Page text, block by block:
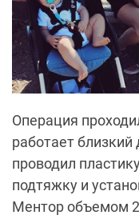
Операция
работает
проводил
подтяжку и
Ментор объемом